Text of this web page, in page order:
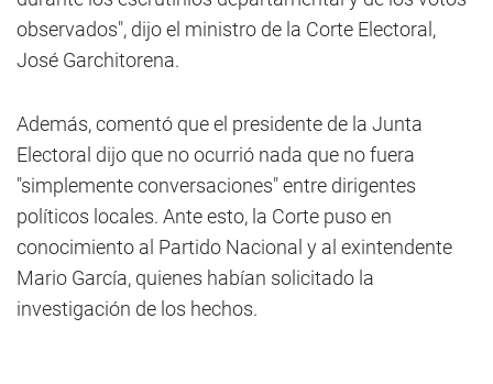
observados", dijo el ministro de la Corte Electoral,
José Garchitorena.
Además, comentó que el presidente de la Junta
Electoral dijo que no ocurrió nada que no fuera
"simplemente conversaciones" entre dirigentes
políticos locales. Ante esto, la Corte puso en
conocimiento al Partido Nacional y al exintendente
Mario García, quienes habían solicitado la
investigación de los hechos.